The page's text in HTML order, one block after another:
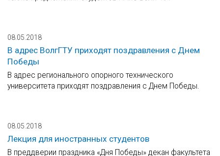
08.05.2018
В адрес ВолгГТУ приходят поздравления с Днем
Победы
В адрес регионального опорного технического
университета приходят поздравления с Днем Победы.
08.05.2018
Лекция для иностранных студентов
В преддверии праздника «Дня Победы» декан факультета